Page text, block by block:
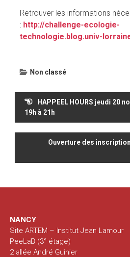
Retrouver les informations
: http://challenge-ecologie-
technologie.blog.univ-
Non classé
Navigation
l’article
HAPPEEL HOURS jeudi 20
19h à 21h
Ouverture des
NANCY
Site ARTEM – Institut Jean Lamour
PeeLaB (3° étage)
2 allée André Guinier